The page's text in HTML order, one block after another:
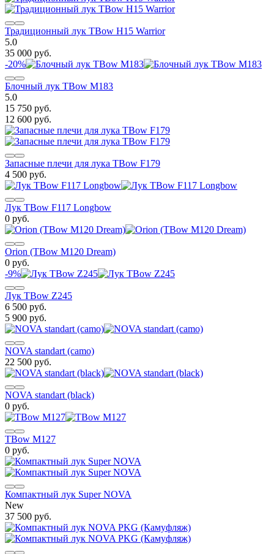
Традиционный лук TBow H15 Warrior
5.0
35 000 руб.
-20%
Блочный лук TBow M183
5.0
15 750 руб.
12 600 руб.
Запасные плечи для лука TBow F179
4 500 руб.
Лук TBow F117 Longbow
0 руб.
Orion (TBow M120 Dream)
0 руб.
-9%
Лук TBow Z245
6 500 руб.
5 900 руб.
NOVA standart (camo)
22 500 руб.
NOVA standart (black)
0 руб.
TBow M127
0 руб.
Компактный лук Super NOVA
New
37 500 руб.